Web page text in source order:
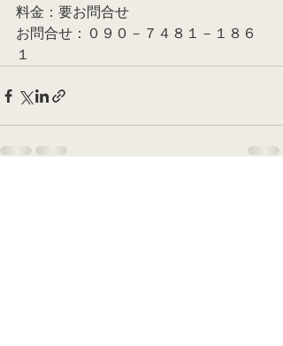
料金：要お問合せ
お問合せ：０９０－７４８１－１８６
１